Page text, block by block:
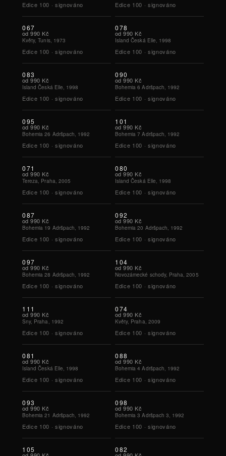
Edice 100 · signováno Edice 100 · signováno
067
od 990 Kč
Květy, Tunis, 1973
Edice 100 · signováno
078
od 990 Kč
Island Česká Elle, 1998
Edice 100 · signováno
083
od 990 Kč
Island Česká Elle, 1998
Edice 100 · signováno
090
od 990 Kč
Bohemia 6 Adršpach, 1992
Edice 100 · signováno
095
od 990 Kč
Bohemia 26 Adršpach, 1992
Edice 100 · signováno
101
od 990 Kč
Bohemia 7 Adršpach, 1992
Edice 100 · signováno
071
od 990 Kč
Tereza, Praha, 2005
Edice 100 · signováno
080
od 990 Kč
Island Česká Elle, 1998
Edice 100 · signováno
087
od 990 Kč
Bohemia 19 Adršpach, 1992
Edice 100 · signováno
092
od 990 Kč
Bohemia 20 Adršpach, 1992
Edice 100 · signováno
097
od 990 Kč
Bohemia 28 Adršpach, 1992
Edice 100 · signováno
104
od 990 Kč
Novozámecké schody, Praha, 2005
Edice 100 · signováno
111
od 990 Kč
Sny, Praha, 1992
Edice 100 · signováno
074
od 990 Kč
Květy, Praha, 2009
Edice 100 · signováno
081
od 990 Kč
Island Česká Elle, 1998
Edice 100 · signováno
088
od 990 Kč
Bohemia 4 Adršpach, 1992
Edice 100 · signováno
093
od 990 Kč
Bohemia 21 Adršpach, 1992
Edice 100 · signováno
098
od 990 Kč
Bohemia 3 Adršpach 3, 1992
Edice 100 · signováno
105 082